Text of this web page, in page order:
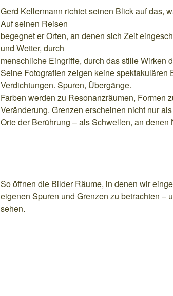
Gerd Kellermann richtet seinen Blick auf das,
Auf seinen Reisen
begegnet er Orten, an denen sich Zeit
und Wetter, durch
menschliche Eingriffe, durch das stille Wirken
Seine Fotografien zeigen keine spektakulären
Verdichtungen. Spuren, Übergänge.
Farben werden zu Resonanzräumen, Formen
Veränderung. Grenzen erscheinen nicht nur
Orte der Berührung – als Schwellen, an denen
So öffnen die Bilder Räume, in denen wir
eigenen Spuren und Grenzen zu betrachten –
sehen.